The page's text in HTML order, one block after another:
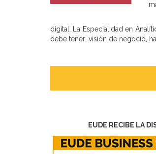
digital. La Especialidad en
debe tener: visión de negocio,
EUDE RECIBE LA